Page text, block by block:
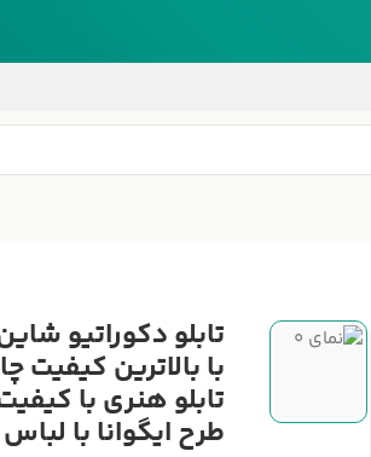
با بالاترین
تابلو هنری با
طرح ایگوانا با